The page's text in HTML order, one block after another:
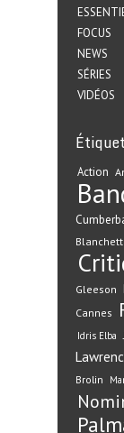
FOCUS
NEWS
SÉRIES
VIDÉOS
Action
Blanchett
Gleeson
Cannes
Idris Elba
Brolin